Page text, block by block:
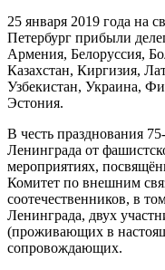
25 января 2019 года на
Петербург прибыли
Армения, Белоруссия,
Казахстан, Киргизия,
Узбекистан, Украина,
Эстония.
В честь празднования
Ленинграда от
мероприятиях,
Комитет по внешним
соотечественников, в
Ленинграда, двух
(проживающих в
сопровождающих.